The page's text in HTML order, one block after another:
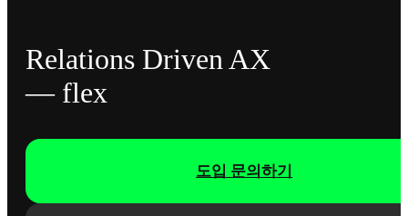
Relations Driven AX
— flex
도입 문의하기